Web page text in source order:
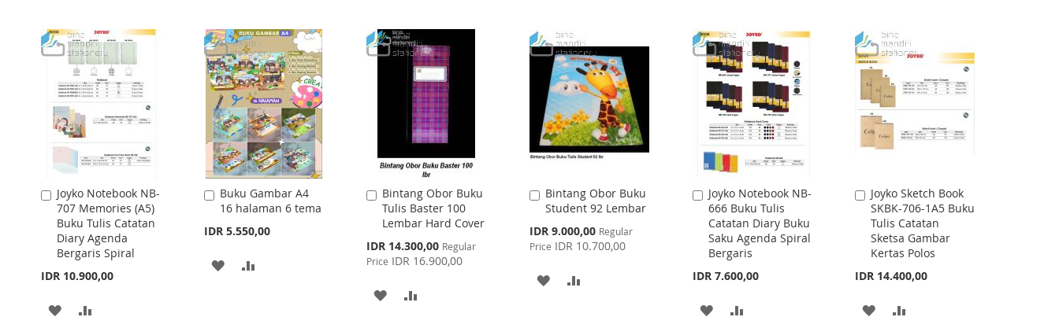
LIST
LIST
WISHCOMPARE
LIST
LIST
WISH
LIST
COMPARE
Joyko Notebook NB-
707 Memories (A5)
Buku Tulis Catatan
Diary Agenda
Bergaris Spiral
IDR 10.900,00
Add
to
Cart
ADD
Buku Gambar A4
16 halaman 6 tema
IDR 5.550,00
Add
to
Cart
ADD
Bintang Obor Buku
Tulis Baster 100
Lembar Hard Cover
Special
Price
IDR 14.300,00 Regular
Price IDR 16.900,00
Add
to
Cart
ADD
Bintang Obor Buku
Student 92 Lembar
Special
Price
IDR 9.000,00 Regular
Price IDR 10.700,00
Add
to
Cart
ADD
Joyko Notebook NB-
666 Buku Tulis
Catatan Diary Buku
Saku Agenda Spiral
Bergaris
IDR 7.600,00
Add
to
Cart
ADD
Joyko Sketch Book
SKBK-706-1A5 Buku
Tulis Catatan
Sketsa Gambar
Kertas Polos
IDR 14.400,00
Add
to
Cart
ADD